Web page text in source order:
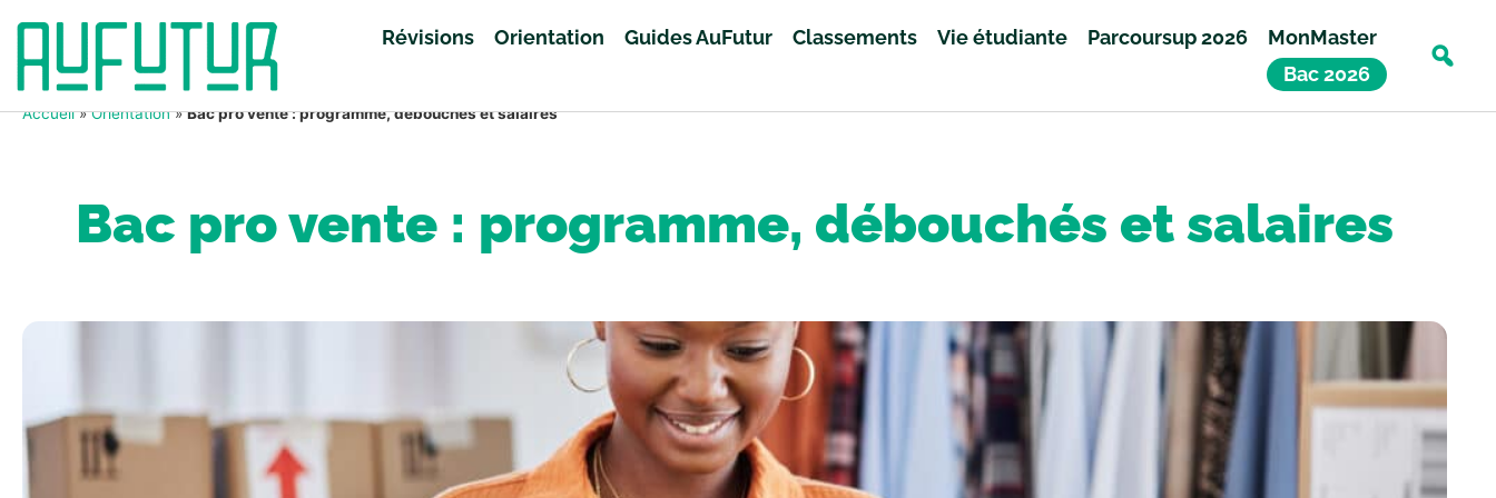
Révisions Orientation Guides AuFutur Classements Vie étudiante Parcoursup 2026
MonMaster
Bac 2026
Accueil»Orientation»Bac pro vente : programme, débouchés et salaires
Bac pro vente : programme, débouchés et salaires